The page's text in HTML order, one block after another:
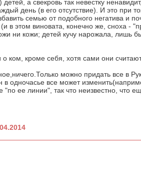
а свекровь так невестку
день (в его отсутствие). И это при
семью от подобного негатива и
в этом виновата, конечно же, сноха -
ни кожи; детей кучу нарожала, лишь
ком, кроме себя, хотя сами они
можно придать все в
одночасье все может
ее линии", так что неизвестно, что